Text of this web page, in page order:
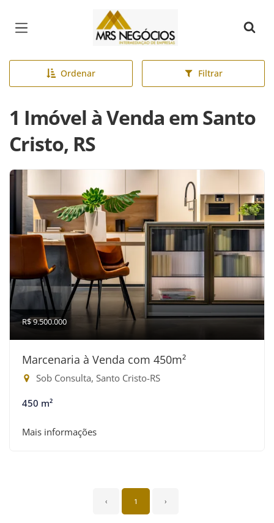
Página inicial
Ordenar Filtrar
1 Imóvel à Venda em Santo
Cristo, RS
R$ 9.500.000
Marcenaria à Venda com 450m²
Sob Consulta, Santo Cristo-RS
450 m²
Mais informações
‹ 1 ›